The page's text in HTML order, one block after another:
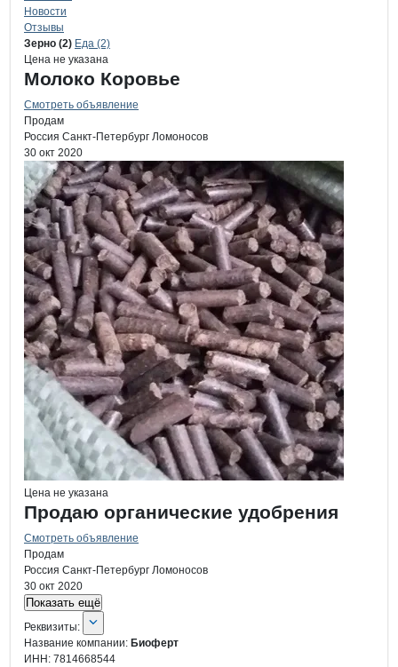
Новости
Отзывы
Продукция
Навигация по продуктам
Зерно (2) Еда (2)
Цена не указана
Молоко Коровье
Смотреть объявление
Продам
Россия Санкт-Петербург Ломоносов
30 окт 2020
Цена не указана
Продаю органические удобрения
Смотреть объявление
Продам
Россия Санкт-Петербург Ломоносов
30 окт 2020
Показать ещё
О компании
Реквизиты
Реквизиты:
Название компании: Биоферт
ИНН: 7814668544